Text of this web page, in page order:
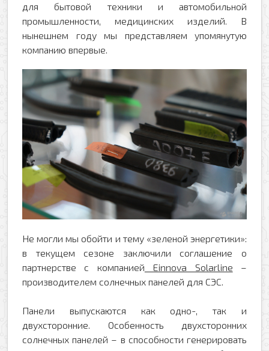
для бытовой техники и автомобильной
промышленности, медицинских изделий. В
нынешнем году мы представляем упомянутую
компанию впервые.
Не могли мы обойти и тему «зеленой энергетики»:
в текущем сезоне заключили соглашение о
партнерстве с компанией Einnova Solarline –
производителем солнечных панелей для СЭС.
Панели выпускаются как одно-, так и
двухсторонние. Особенность двухсторонних
солнечных панелей – в способности генерировать